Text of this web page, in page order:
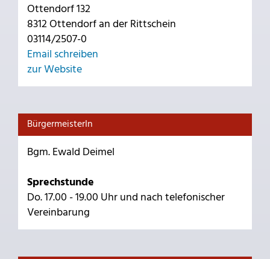
Ottendorf 132
8312 Ottendorf an der Rittschein
03114/2507-0
Email schreiben
zur Website
BürgermeisterIn
Bgm. Ewald Deimel
Sprechstunde
Do. 17.00 - 19.00 Uhr und nach telefonischer
Vereinbarung